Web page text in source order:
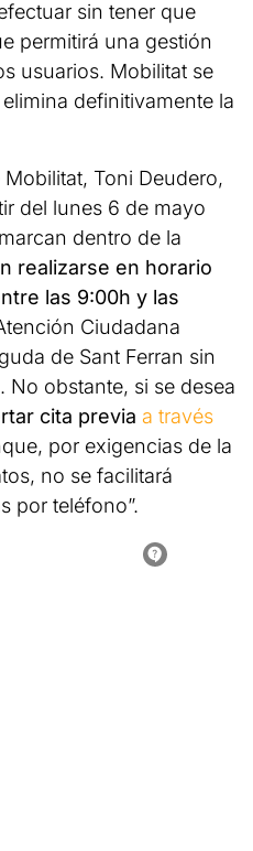
sin tener que
permitirá una gestión
usuarios. Mobilitat se
definitivamente la
Toni Deudero,
del lunes 6 de mayo
dentro de la
realizarse en horario
las 9:00h y las
Ciudadana
de Sant Ferran sin
No obstante, si se desea
cita previa a través
por exigencias de la
no se facilitará
por teléfono”.